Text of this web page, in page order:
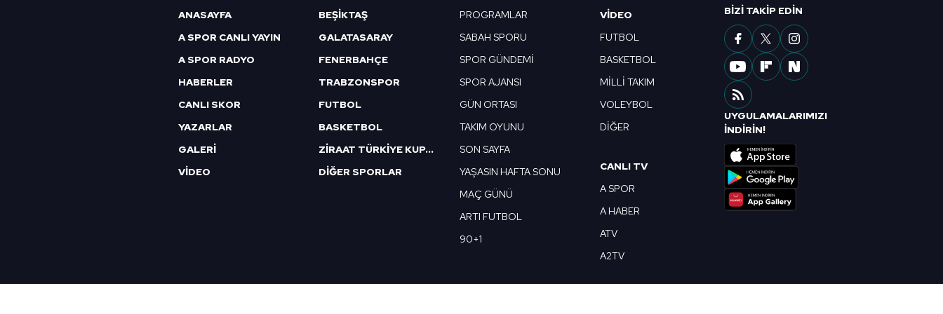
6698 sayılı Kişisel Verilerin Korunması Kanunu uyarınca hazırlanmış Aydınlatma Metnimizi okumak ve sitemizde ilgili
mevzuata uygun olarak kullanılan çerezlerle ilgili bilgi almak için lütfen
ANASAYFA
A SPOR CANLI YAYIN
A SPOR RADYO
HABERLER
CANLI SKOR
YAZARLAR
GALERİ
VİDEO
BEŞİKTAŞ
GALATASARAY
FENERBAHÇE
TRABZONSPOR
FUTBOL
BASKETBOL
ZİRAAT TÜRKİYE KUPASI
DİĞER SPORLAR
PROGRAMLAR
SABAH SPORU
SPOR GÜNDEMİ
SPOR AJANSI
GÜN ORTASI
TAKIM OYUNU
SON SAYFA
YAŞASIN HAFTA SONU
MAÇ GÜNÜ
ARTI FUTBOL
90+1
VIDEO
FUTBOL
BASKETBOL
MİLLİ TAKIM
VOLEYBOL
DİĞER
CANLI TV
A SPOR
A HABER
ATV
A2TV
BIZI TAKIP EDIN
UYGULAMALARIMIZI
İNDİRİN!